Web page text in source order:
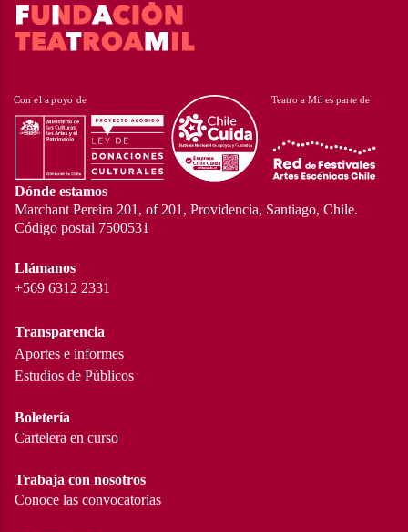
Dónde estamos
Marchant Pereira 201, of 201, Providencia, Santiago, Chile.
Código postal 7500531
Llámanos
+569 6312 2331
Transparencia
Aportes e informes
Estudios de Públicos
Boletería
Cartelera en curso
Trabaja con nosotros
Conoce las convocatorias